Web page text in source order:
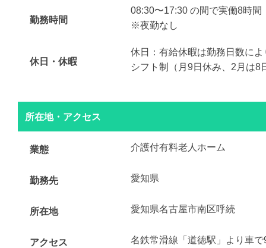
勤務時間
08:30〜17:30 の間で実働8時間
※夜勤なし
休日・休暇
休日：有給休暇は勤務日数に
シフト制（月9日休み、2月は8
所在地・アクセス
業態 介護付有料老人ホーム
勤務先 愛知県
所在地 愛知県名古屋市南区呼続
アクセス 名鉄常滑線「道徳駅」より車で